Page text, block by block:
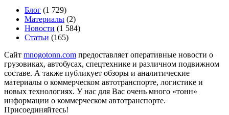
Блог (1 729)
Материалы (2)
Новости (1 584)
Статьи (165)
Сайт mnogotonn.com предоставляет оперативные новости о
грузовиках, автобусах, спецтехнике и различном подвижном
составе. А также публикует обзоры и аналитические
материалы о коммерческом автотранспорте, логистике и
новых технологиях. У нас для Вас очень много «тонн»
информации о коммерческом автотранспорте.
Присоединяйтесь!